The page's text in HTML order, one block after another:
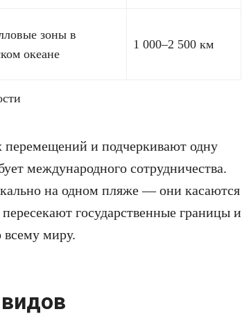
зоны в
океане
1 000–2 500 км
и подчеркивают одну
международного сотрудничества.
на одном пляже — они касаются
государственные границы и
всему миру.